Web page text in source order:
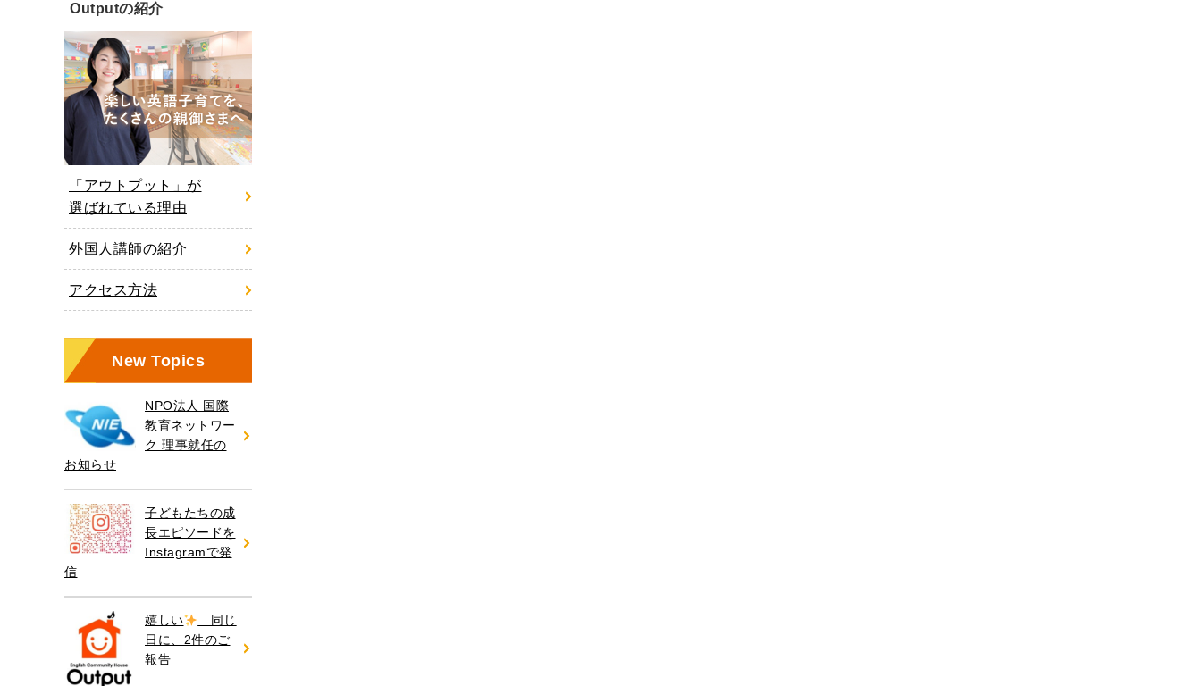
Outputの紹介
「アウトプット」が
選ばれている理由
外国人講師の紹介
アクセス方法
New Topics
NPO法人 国際
教育ネットワー
ク 理事就任の
お知らせ
子どもたちの成
長エピソードを
Instagramで発
信
嬉しい
同じ
日に、2件のご
報告